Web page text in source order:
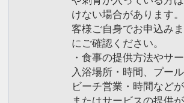
けない場合があります
客様ご自身でお申込み
にご確認ください。
・食事の提供方法やサ
入浴場所・時間、プール
ビーチ営業・時間など